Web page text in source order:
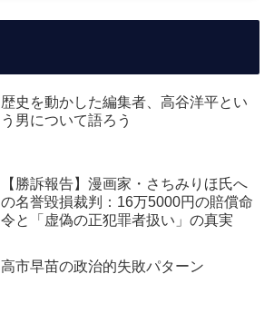
歴史を動かした編集者、高谷洋平とい
う男について語ろう
【勝訴報告】漫画家・さちみりほ氏へ
の名誉毀損裁判：16万5000円の賠償命
令と「虚偽の正犯罪者扱い」の真実
高市早苗の政治的失敗パターン